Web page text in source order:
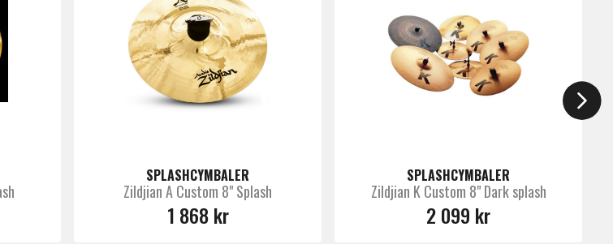
SPLASHCYMBALER
Zildjian A Custom 8" Splash
1 868 kr
SPLASHCYMBALER
Zildjian K Custom 8" Dark splash
2 099 kr